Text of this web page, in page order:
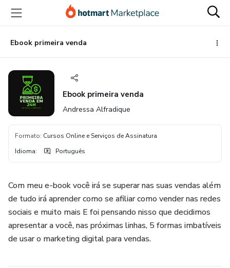
para
conteúdo
principal
para
pagamento
para
rodapé
Ebook primeira venda
Ebook primeira venda
Andressa Alfradique
Formato: Cursos Online e Serviços de Assinatura
Idioma: Português
Com meu e-book você irá se superar nas suas vendas além
de tudo irá aprender como se afiliar como vender nas redes
sociais e muito mais E foi pensando nisso que decidimos
apresentar a você, nas próximas linhas, 5 formas imbatíveis
de usar o marketing digital para vendas.